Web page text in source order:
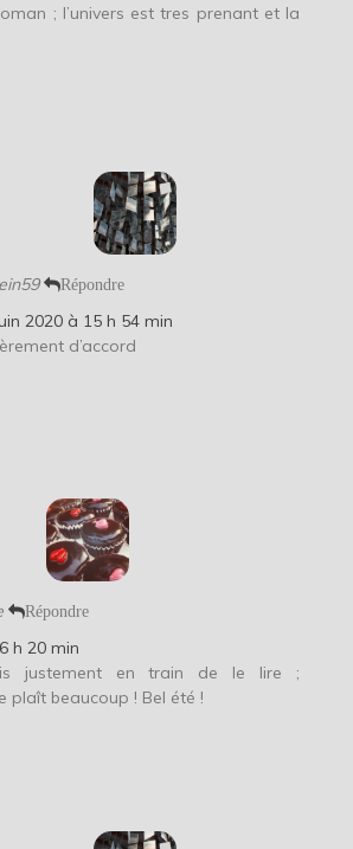
; l’univers est tres prenant et la
Répondre
2020 à 15 h 54 min
d’accord
Répondre
h 20 min
justement en train de le lire ;
plaît beaucoup ! Bel été !